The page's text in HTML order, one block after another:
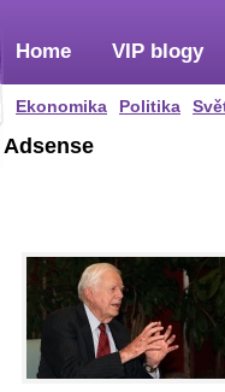
Home
Ekonomika Politika
VIP blogy
Adsense